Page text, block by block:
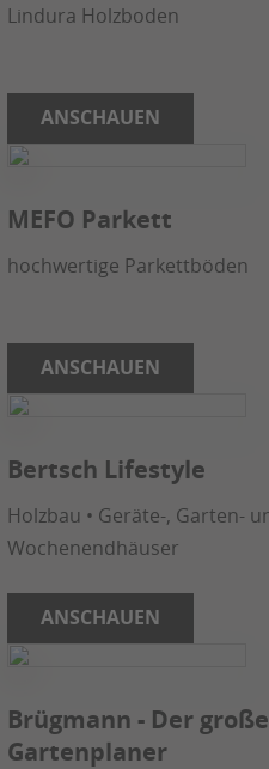
Lindura Holzboden
ANSCHAUEN
MEFO Parkett
hochwertige Parkettböden
ANSCHAUEN
Bertsch Lifestyle
Holzbau • Geräte-, Garten-
Wochenendhäuser
ANSCHAUEN
Brügmann - Der große
Gartenplaner